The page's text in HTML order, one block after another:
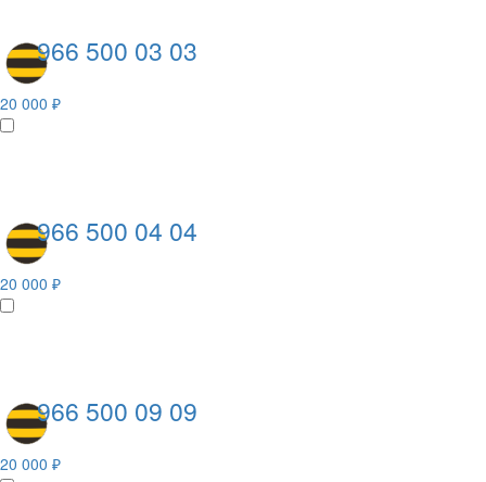
966 500 03 03
20 000 ₽
966 500 04 04
20 000 ₽
966 500 09 09
20 000 ₽